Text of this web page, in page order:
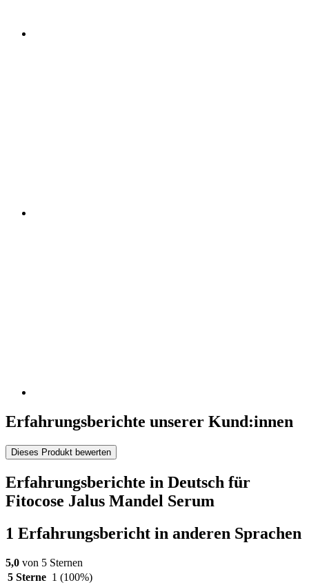
Erfahrungsberichte unserer Kund:innen
Dieses Produkt bewerten
Erfahrungsberichte in Deutsch für
Fitocose Jalus Mandel Serum
1 Erfahrungsbericht in anderen Sprachen
5,0 von 5 Sternen
5 Sterne 1 (100%)